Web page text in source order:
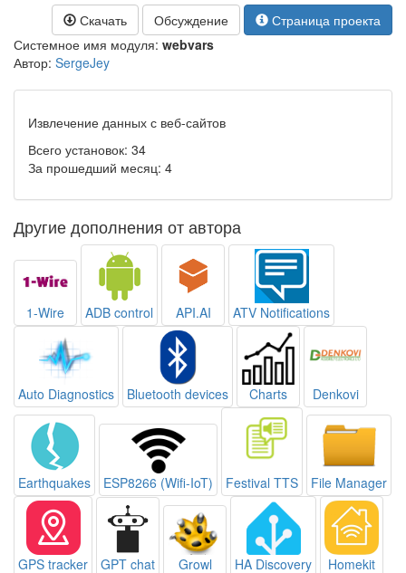
Скачать Обсуждение
Страница проекта
Системное имя модуля: webvars
Автор: SergeJey
Извлечение данных с веб-сайтов
Всего установок: 34
За прошедший месяц: 4
Другие дополнения от автора
1-Wire ADB control API.AI ATV Notifications
Auto Diagnostics Bluetooth devices Charts Denkovi
Earthquakes ESP8266 (Wifi-IoT) Festival TTS File Manager
GPS tracker GPT chat Growl HA Discovery Homekit